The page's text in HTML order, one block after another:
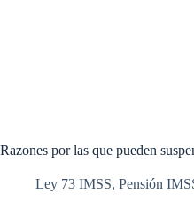
Razones por las que pueden
Ley 73 IMSS, Pensión